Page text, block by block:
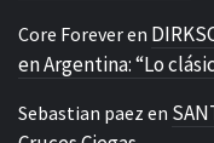
Core Foreveren
en Argentina: “Lo
Sebastian paez en